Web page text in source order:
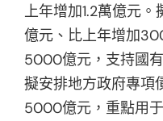
上年增加1.2萬億元
億元、比上年增加
5000億元，支持國
擬安排地方政府專項
5000億元，重點用